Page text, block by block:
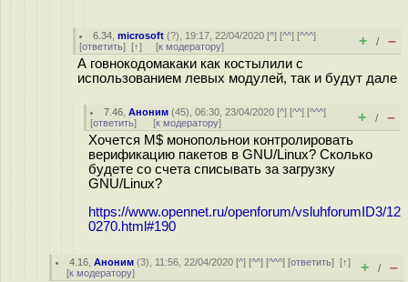
6.34 ,microsoft (?), 19:17, 22/04/2020 [^] [^^] [^^^]
[ответить] [↑] [к модератору] + / –
А говнокодомакаки как костылили с
использованием левых модулей, так и будут дале
7.46 ,Аноним (45), 06:30, 23/04/2020 [^] [^^] [^^^]
[ответить] [к модератору] + / –
Хочется M$ монопольнои контролировать
верификацию пакетов в GNU/Linux? Сколько
будете со счета списывать за загрузку
GNU/Linux?
https://www.opennet.ru/openforum/vsluhforumID3/12
0270.html#190
4.16 ,Аноним (3), 11:56, 22/04/2020 [^] [^^] [^^^] [ответить][↑]
[к модератору] + / –